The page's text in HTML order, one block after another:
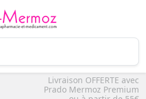
Livraison OFFERTE avec
Prado Mermoz Premium